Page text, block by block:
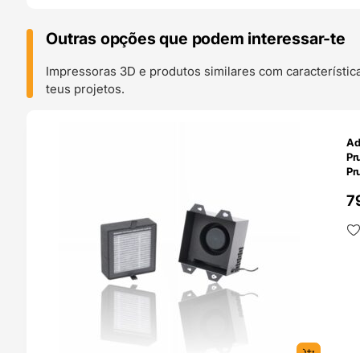
Outras opções que podem interessar-te
Impressoras 3D e produtos similares com
teus projetos.